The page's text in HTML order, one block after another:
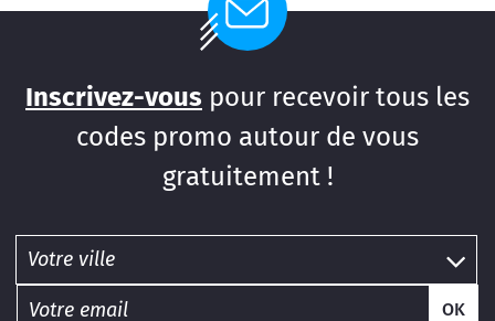
Inscrivez-vous pour recevoir tous les
codes promo autour de vous
gratuitement !
OK